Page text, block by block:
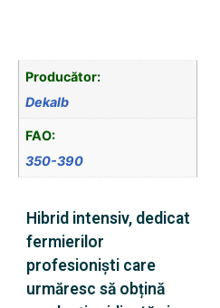
Producător:
Dekalb
FAO:
350-390
Hibrid intensiv, dedicat
fermierilor
profesioniști care
urmăresc să obțină